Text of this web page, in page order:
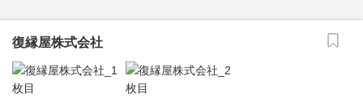
復縁屋株式会社